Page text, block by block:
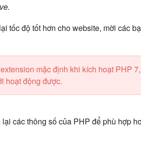
tốc độ tốt hơn cho website, mời các
mặc định khi kích hoạt PHP 7,
hoạt động được.
các thông số của PHP để phù hợp